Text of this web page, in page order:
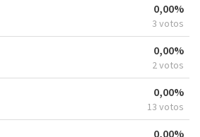
0,00%
3 votos
0,00%
2 votos
0,00%
13 votos
0,00%